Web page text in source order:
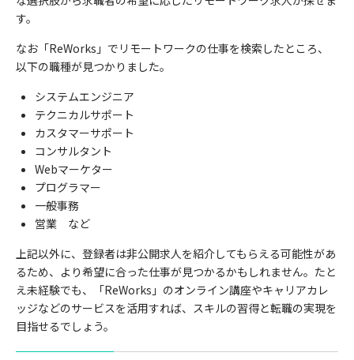
す。
なお「ReWorks 」でリモートワークの仕事を検索したところ、
以下の職種が見つかりました。
システムエンジニア
テクニカルサポート
カスタマーサポート
コンサルタント
Webマーケター
プログラマー
一般事務
営業 など
上記以外に、登録者は非公開求人を紹介してもらえる可能性があ
るため、より希望に合った仕事が見つかるかもしれません。たと
え未経験でも、「ReWorks 」のオンライン講座やキャリアカレ
ッジなどのサービスを活用すれば、スキルの習得と転職の実現を
目指せるでしょう。